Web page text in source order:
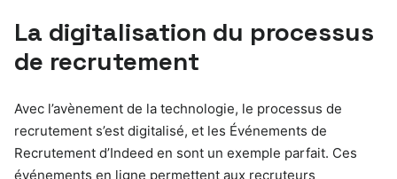
La digitalisation du processus
de recrutement
Avec l’avènement de la technologie, le processus de
recrutement s’est digitalisé, et les Événements de
Recrutement d’Indeed en sont un exemple parfait. Ces
événements en ligne permettent aux recruteurs